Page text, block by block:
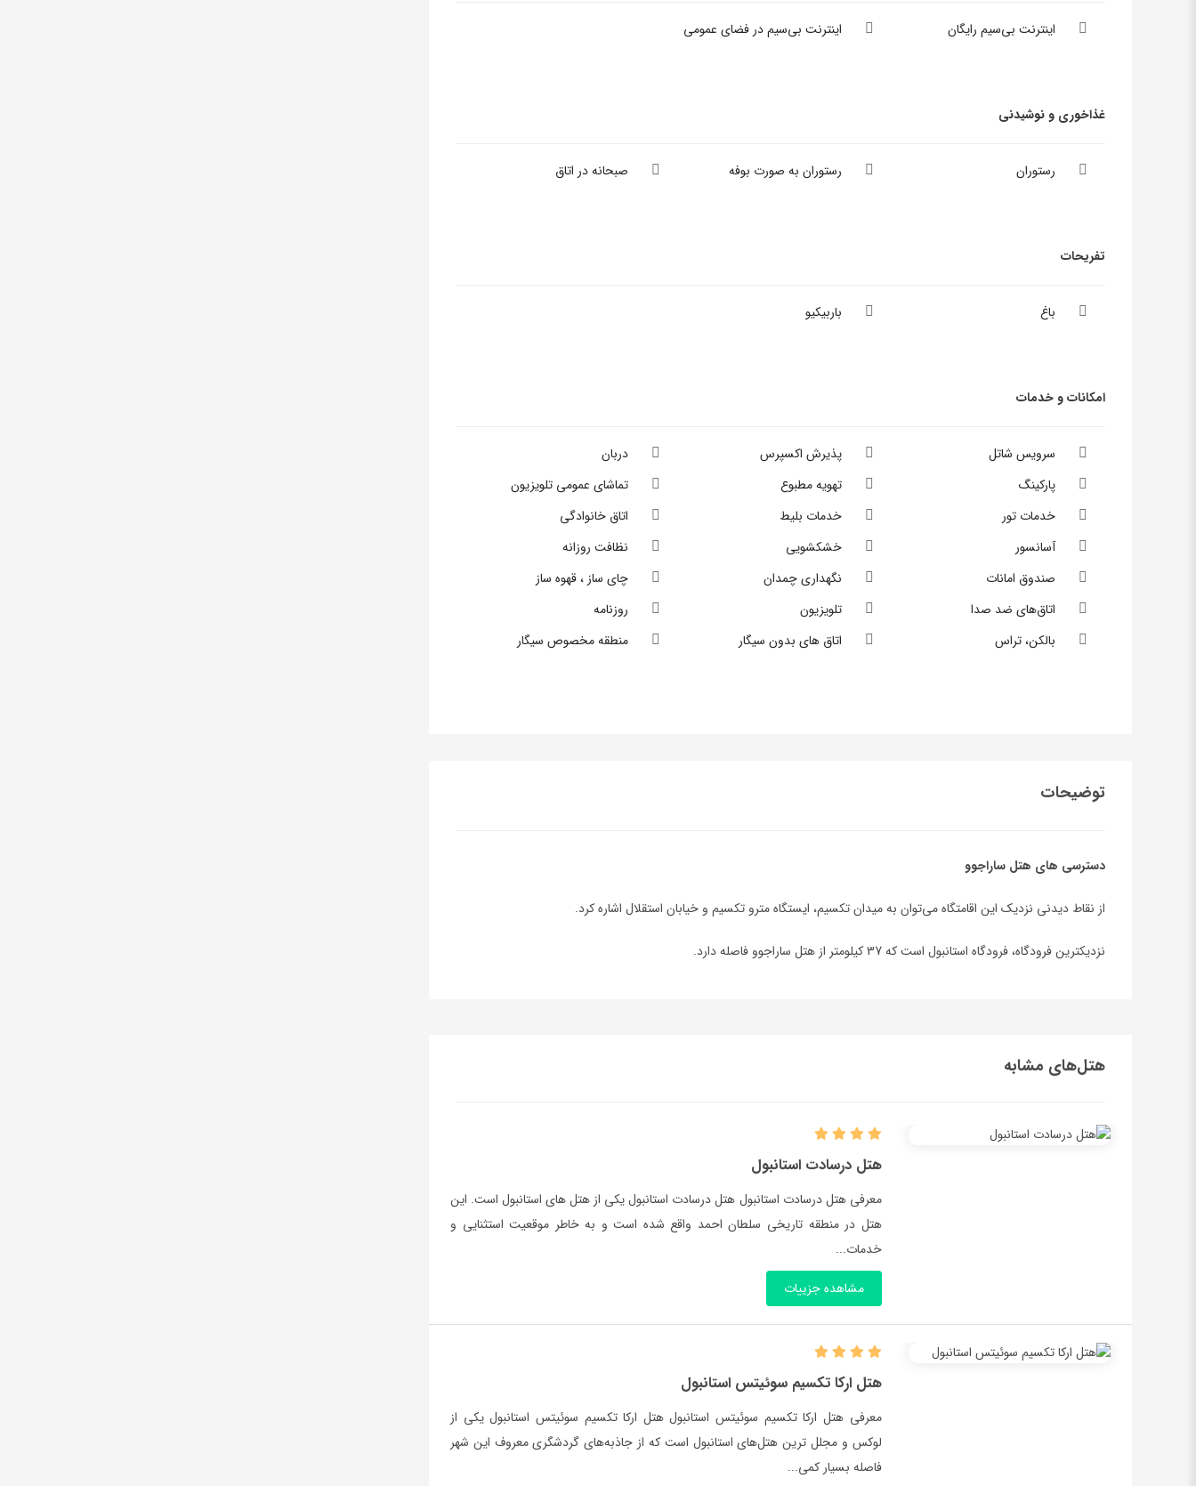
اینترنت بی‌سیم رایگان اینترنت بی‌سیم در فضای عمومی
غذاخوری و نوشیدنی
رستوران رستوران به صورت بوفه صبحانه در اتاق
تفریحات
باغ باربیکیو
امکانات و خدمات
سرویس شاتل پذیرش اکسپرس
دربان
پارکینگ
تهویه مطبوع
تماشای عمومی تلویزیون
خدمات تور
خدمات بلیط
اتاق خانوادگی
آسانسور
خشکشویی
نظافت روزانه
صندوق امانات
نگهداری چمدان
چای ساز ، قهوه ساز
اتاق‌های ضد صدا
تلویزیون
روزنامه
بالکن، تراس
اتاق های بدون سیگار منطقه مخصوص سیگار
توضیحات
دسترسی های هتل ساراجوو
از نقاط دیدنی نزدیک این اقامتگاه می‌توان به میدان تکسیم، ایستگاه مترو تکسیم و خیابان استقلال اشاره کرد.
نزدیکترین فرودگاه، فرودگاه استانبول است که 37 کیلومتر از هتل ساراجوو فاصله دارد.
هتل‌های مشابه
هتل درسادت استانبول
معرفی هتل درسادت استانبول هتل درسادت استانبول یکی از هتل های استانبول است. این
هتل در منطقه تاریخی سلطان احمد واقع شده است و به خاطر موقعیت استثنایی و
خدمات...
مشاهده جزییات
هتل ارکا تکسیم سوئیتس استانبول
معرفی هتل ارکا تکسیم سوئیتس استانبول هتل ارکا تکسیم سوئیتس استانبول یکی از
لوکس و مجلل ترین هتل‌های استانبول است که از جاذبه‌های گردشگری معروف این شهر
فاصله بسیار کمی...